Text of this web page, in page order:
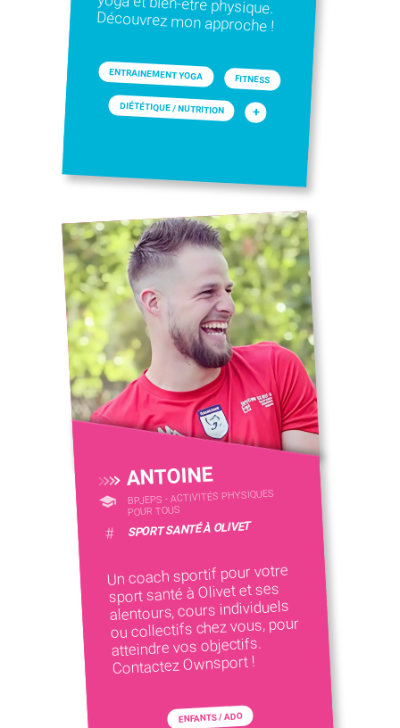
Découvrez mon approche !
ENTRAINEMENT YOGA FITNESS
DIÉTÉTIQUE / NUTRITION +
ANTOINE
BPJEPS - ACTIVITÉS PHYSIQUES
POUR TOUS
# SPORT SANTÉ À OLIVET
Un coach sportif pour votre
sport santé à Olivet et ses
alentours, cours individuels
ou collectifs chez vous, pour
atteindre vos objectifs.
Contactez Ownsport !
ENFANTS / ADO